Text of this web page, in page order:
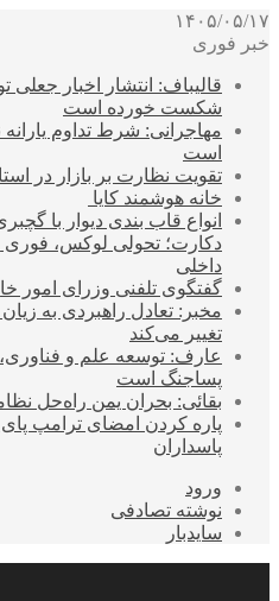
۱۴۰۵/۰۵/۱۷
خبر فوری
قالیباف: انتشار اخبار
شکست خورده است
مهاجرانی: شرط تداوم
است
تقویت نظارت بر بازار در
خانه هوشمند کایا
انواع قاب بندی دیوار با
دکارت؛ تحولی لوکس، فوری
داخلی
گفتگوی تلفنی وزرای امور
مخبر: تعادل راهبردی به
تغییر می‌کند
عارف: توسعه علم و
پساجنگ است
بقائی: بحران یمن راه‌حل
پاره کردن امضای ترامپ
پاسداران
ورود
نوشته تصادفی
سایدبار